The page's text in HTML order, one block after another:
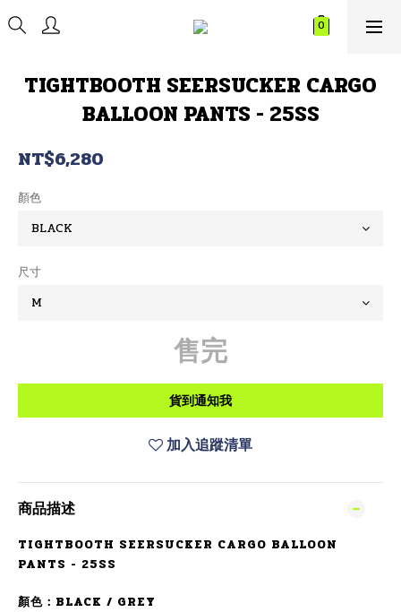
TIGHTBOOTH SEERSUCKER CARGO
BALLOON PANTS - 25SS
NT$6,280
顏色
尺寸
售完
貨到通知我
加入追蹤清單
商品描述
TIGHTBOOTH SEERSUCKER CARGO BALLOON
PANTS - 25SS
顏色：BLACK / GREY